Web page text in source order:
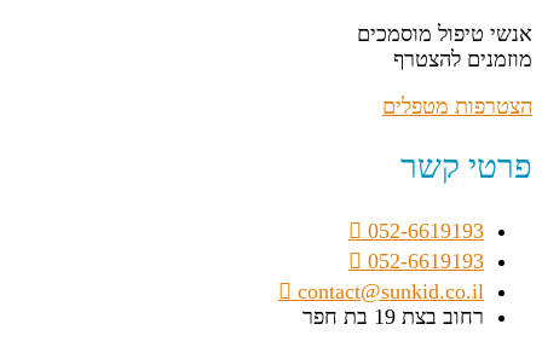
אנשי טיפול מוסמכים
מוזמנים להצטרף
הצטרפות מטפלים
פרטי קשר
052-6619193
052-6619193
contact@sunkid.co.il
רחוב בצת 19 בת חפר